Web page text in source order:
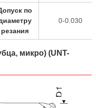
по
резания
0-0.030
микро) (UNT-